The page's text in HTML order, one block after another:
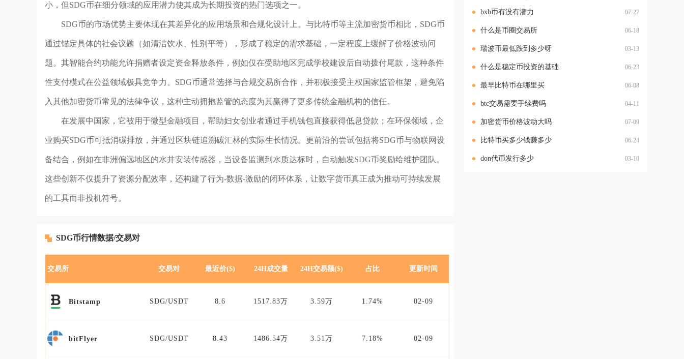
小，但SDG币在细分领域的应用潜力使其成为长期投资的热门选项之一。
SDG币的市场优势主要体现在其差异化的应用场景和合规化设计上。与比特币等主流加密货币相比，SDG币
通过锚定具体的社会议题（如清洁饮水、性别平等），形成了稳定的需求基础，一定程度上缓解了价格波动问
题。其智能合约功能允许捐赠者设定资金释放条件，例如仅在受助地区完成学校建设后自动拨付尾款，这种条件
性支付模式在公益领域极具竞争力。SDG币通常选择与合规交易所合作，并积极接受主权国家监管框架，避免陷
入其他加密货币常见的法律争议，这种主动拥抱监管的态度为其赢得了更多传统金融机构的信任。
在发展中国家，它被用于微型金融项目，帮助妇女创业者通过手机钱包直接获得低息贷款；在环保领域，企
业购买SDG币可抵消碳排放，并通过区块链追溯碳汇林的实际生长情况。更前沿的尝试包括将SDG币与物联网设
备结合，例如在非洲偏远地区的水井安装传感器，当设备监测到水质达标时，自动触发SDG币奖励给维护团队。
这些创新不仅提升了资源分配效率，还构建了行为-数据-激励的闭环体系，让数字货币真正成为推动可持续发展
的工具而非投机符号。
SDG币行情数据/交易对
交易所 交易对 最近价($) 24H成交量 24H交易额($) 占比 更新时间
Bitstamp SDG/USDT 8.6 1517.83万 3.59万 1.74% 02-09
bitFlyer SDG/USDT 8.43 1486.54万 3.51万 7.18% 02-09
bxb币有没有潜力 07-27
什么是币圈交易所 06-18
瑞波币最低跌到多少呀 03-13
什么是稳定币投资的基础 06-23
最早比特币在哪里买 06-08
btc交易需要手续费吗 04-11
加密货币价格波动大吗 07-09
比特币买多少钱赚多少 06-24
don代币发行多少 03-10